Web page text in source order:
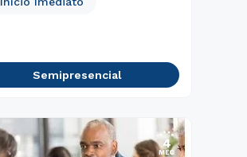
Semipresencial